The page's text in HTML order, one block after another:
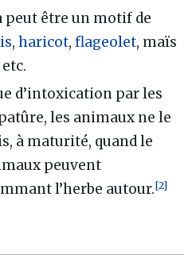
peut être un motif de
, haricot, flageolet, maïs
d’intoxication par les
les animaux ne le
à maturité, quand le
peuvent
l’herbe autour.[2]